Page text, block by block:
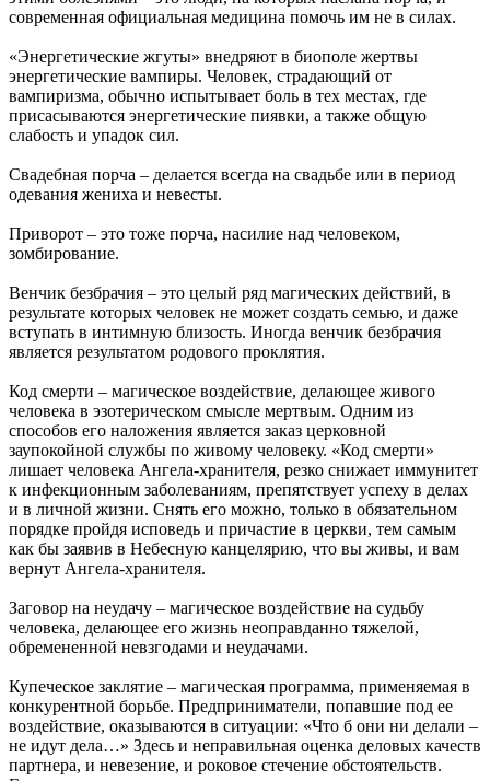
современная официальная медицина помочь им не в силах.
«Энергетические жгуты» внедряют в биополе жертвы
энергетические вампиры. Человек, страдающий от
вампиризма, обычно испытывает боль в тех местах, где
присасываются энергетические пиявки, а также общую
слабость и упадок сил.
Свадебная порча – делается всегда на свадьбе или в период
одевания жениха и невесты.
Приворот – это тоже порча, насилие над человеком,
зомбирование.
Венчик безбрачия – это целый ряд магических действий, в
результате которых человек не может создать семью, и даже
вступать в интимную близость. Иногда венчик безбрачия
является результатом родового проклятия.
Код смерти – магическое воздействие, делающее живого
человека в эзотерическом смысле мертвым. Одним из
способов его наложения является заказ церковной
заупокойной службы по живому человеку. «Код смерти»
лишает человека Ангела-хранителя, резко снижает иммунитет
к инфекционным заболеваниям, препятствует успеху в делах
и в личной жизни. Снять его можно, только в обязательном
порядке пройдя исповедь и причастие в церкви, тем самым
как бы заявив в Небесную канцелярию, что вы живы, и вам
вернут Ангела-хранителя.
Заговор на неудачу – магическое воздействие на судьбу
человека, делающее его жизнь неоправданно тяжелой,
обремененной невзгодами и неудачами.
Купеческое заклятие – магическая программа, применяемая в
конкурентной борьбе. Предприниматели, попавшие под ее
воздействие, оказываются в ситуации: «Что б они ни делали –
не идут дела…» Здесь и неправильная оценка деловых качеств
партнера, и невезение, и роковое стечение обстоятельств.